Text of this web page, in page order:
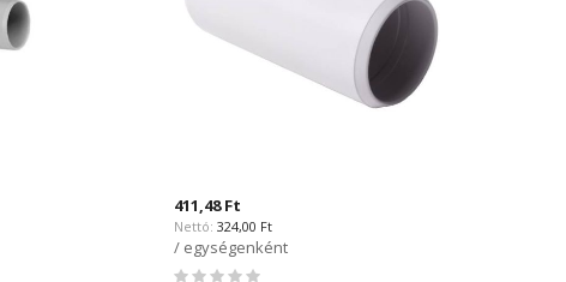
411,48 Ft
324,00 Ft
/ egységenként
Rating: